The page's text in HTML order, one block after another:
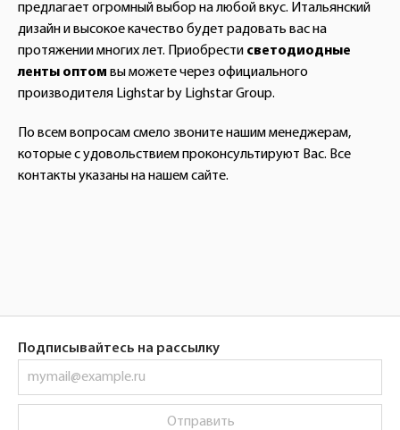
предлагает огромный выбор на любой вкус. Итальянский
дизайн и высокое качество будет радовать вас на
протяжении многих лет. Приобрести светодиодные
ленты оптом вы можете через официального
производителя Lighstar by Lighstar Group.
По всем вопросам смело звоните нашим менеджерам,
которые с удовольствием проконсультируют Вас. Все
контакты указаны на нашем сайте.
Подписывайтесь на рассылку
Отправить